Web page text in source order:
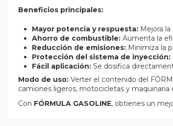
Beneficios principales:
Mayor potencia y respuesta: Mejora
Ahorro de combustible: Aumenta la
Reducción de emisiones: Minimiza la
Protección del sistema de inyección:
Fácil aplicación: Se dosifica
Modo de uso: Verter el contenido del
camiones ligeros, motocicletas y maquinaria
Con FÓRMULA GASOLINE, obtienes un